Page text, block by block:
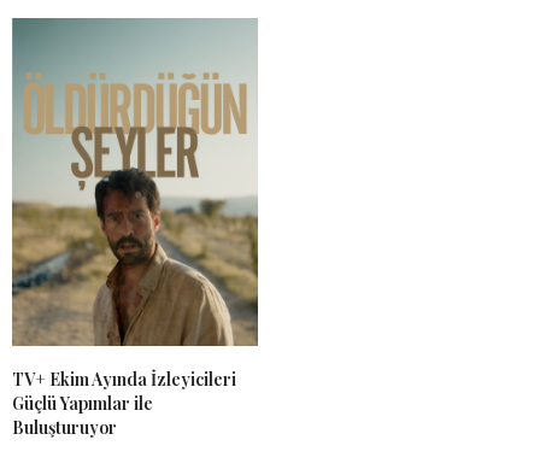
TV+ Ekim Ayında İzleyicileri
Güçlü Yapımlar ile
Buluşturuyor